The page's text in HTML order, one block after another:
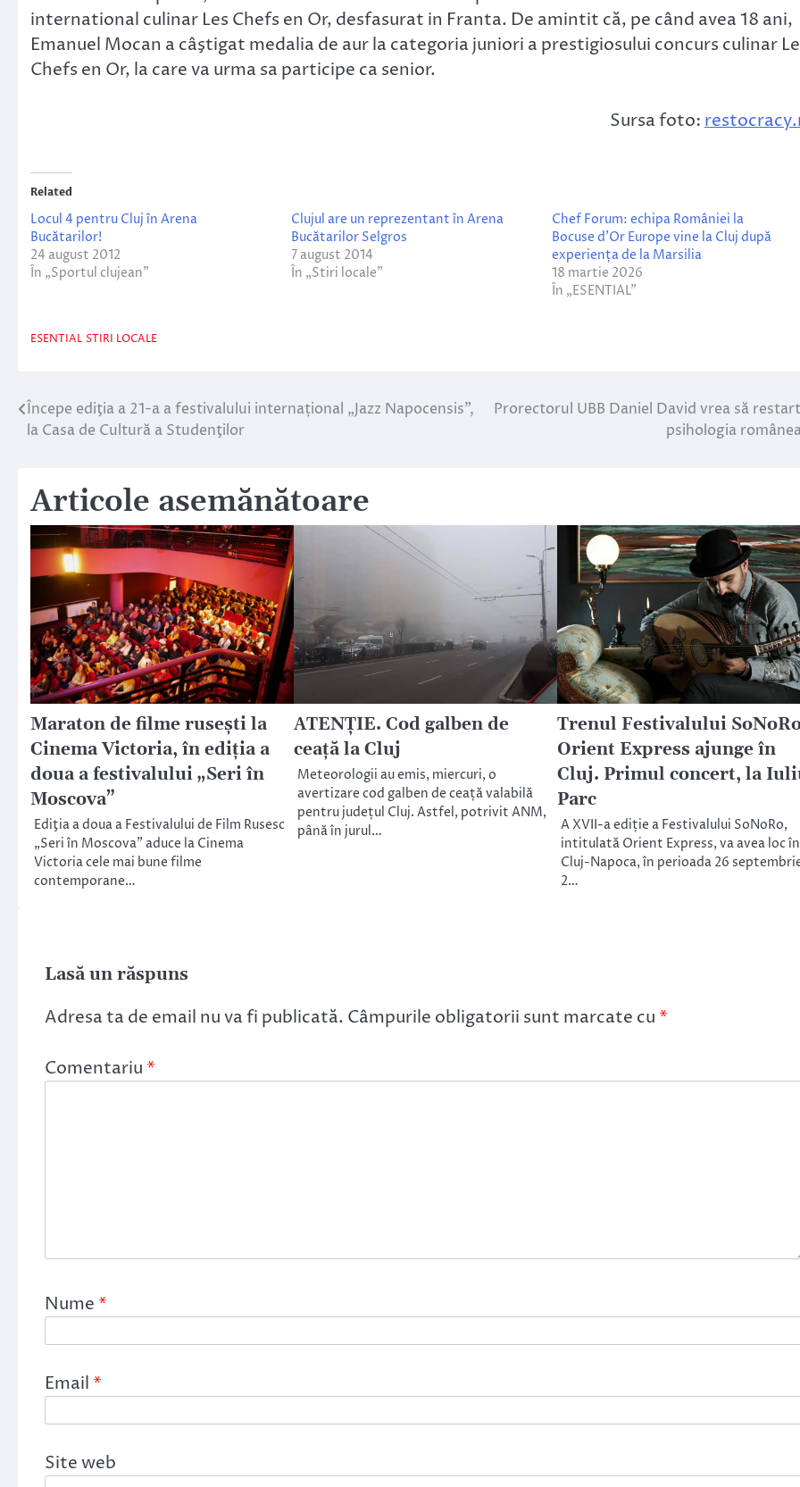
international culinar Les Chefs en Or, desfasurat in Franta. De amintit că, pe când avea 18 ani,
Emanuel Mocan a câştigat medalia de aur la categoria juniori a prestigiosului concurs culinar
Chefs en Or, la care va urma sa participe ca senior.
Sursa foto:
Related
Locul 4 pentru Cluj în Arena
Bucătarilor!
24 august 2012
În „Sportul clujean”
Clujul are un reprezentant în Arena
Bucătarilor Selgros
7 august 2014
În „Stiri locale”
Chef Forum: echipa României la
Bocuse d’Or Europe vine la Cluj după
experiența de la Marsilia
18 martie 2026
În „ESENTIAL”
ESENTIAL STIRI LOCALE
Navigare
Începe ediţia a 21-a a festivalului internațional „Jazz Napocensis”,
la Casa de Cultură a Studenţilor
Prorectorul UBB Daniel David vrea să
psihologia
Articole asemănătoare
Maraton de filme ruseşti la
Cinema Victoria, în ediţia a
doua a festivalului „Seri în
Moscova”
Ediţia a doua a Festivalului de Film Rusesc
„Seri în Moscova” aduce la Cinema
Victoria cele mai bune filme
contemporane…
ATENȚIE. Cod galben de
ceață la Cluj
Meteorologii au emis, miercuri, o
avertizare cod galben de ceață valabilă
pentru județul Cluj. Astfel, potrivit ANM,
până în jurul…
Trenul Festivalului
Orient Express ajunge în
Cluj. Primul concert, la
Parc
A XVII-a ediție a Festivalului SoNoRo,
intitulată Orient Express, va avea loc în
Cluj-Napoca, în perioada 26
2…
Lasă un răspuns
Adresa ta de email nu va fi publicată. Câmpurile obligatorii sunt marcate cu *
Comentariu *
Nume *
Email *
Site web